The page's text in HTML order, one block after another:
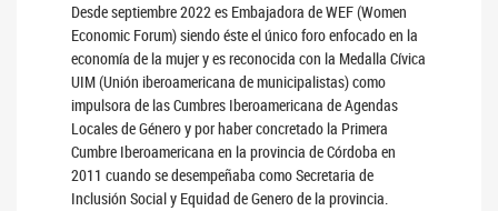
Desde septiembre 2022 es Embajadora de WEF (Women
Economic Forum) siendo éste el único foro enfocado en la
economía de la mujer y es reconocida con la Medalla Cívica
UIM (Unión iberoamericana de municipalistas) como
impulsora de las Cumbres Iberoamericana de Agendas
Locales de Género y por haber concretado la Primera
Cumbre Iberoamericana en la provincia de Córdoba en
2011 cuando se desempeñaba como Secretaria de
Inclusión Social y Equidad de Genero de la provincia.